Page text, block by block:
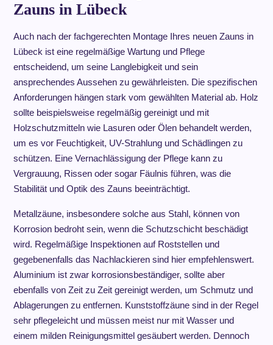
Zauns in Lübeck
Auch nach der fachgerechten Montage Ihres neuen Zauns in
Lübeck ist eine regelmäßige Wartung und Pflege
entscheidend, um seine Langlebigkeit und sein
ansprechendes Aussehen zu gewährleisten. Die spezifischen
Anforderungen hängen stark vom gewählten Material ab. Holz
sollte beispielsweise regelmäßig gereinigt und mit
Holzschutzmitteln wie Lasuren oder Ölen behandelt werden,
um es vor Feuchtigkeit, UV-Strahlung und Schädlingen zu
schützen. Eine Vernachlässigung der Pflege kann zu
Vergrauung, Rissen oder sogar Fäulnis führen, was die
Stabilität und Optik des Zauns beeinträchtigt.
Metallzäune, insbesondere solche aus Stahl, können von
Korrosion bedroht sein, wenn die Schutzschicht beschädigt
wird. Regelmäßige Inspektionen auf Roststellen und
gegebenenfalls das Nachlackieren sind hier empfehlenswert.
Aluminium ist zwar korrosionsbeständiger, sollte aber
ebenfalls von Zeit zu Zeit gereinigt werden, um Schmutz und
Ablagerungen zu entfernen. Kunststoffzäune sind in der Regel
sehr pflegeleicht und müssen meist nur mit Wasser und
einem milden Reinigungsmittel gesäubert werden. Dennoch